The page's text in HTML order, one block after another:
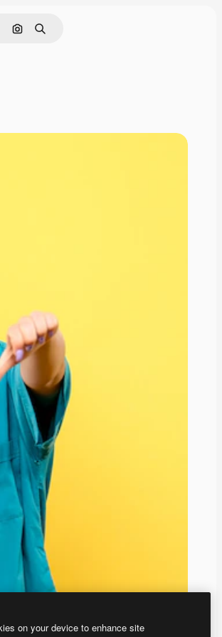
Поиск по изображению
Поиск
on your device to enhance site